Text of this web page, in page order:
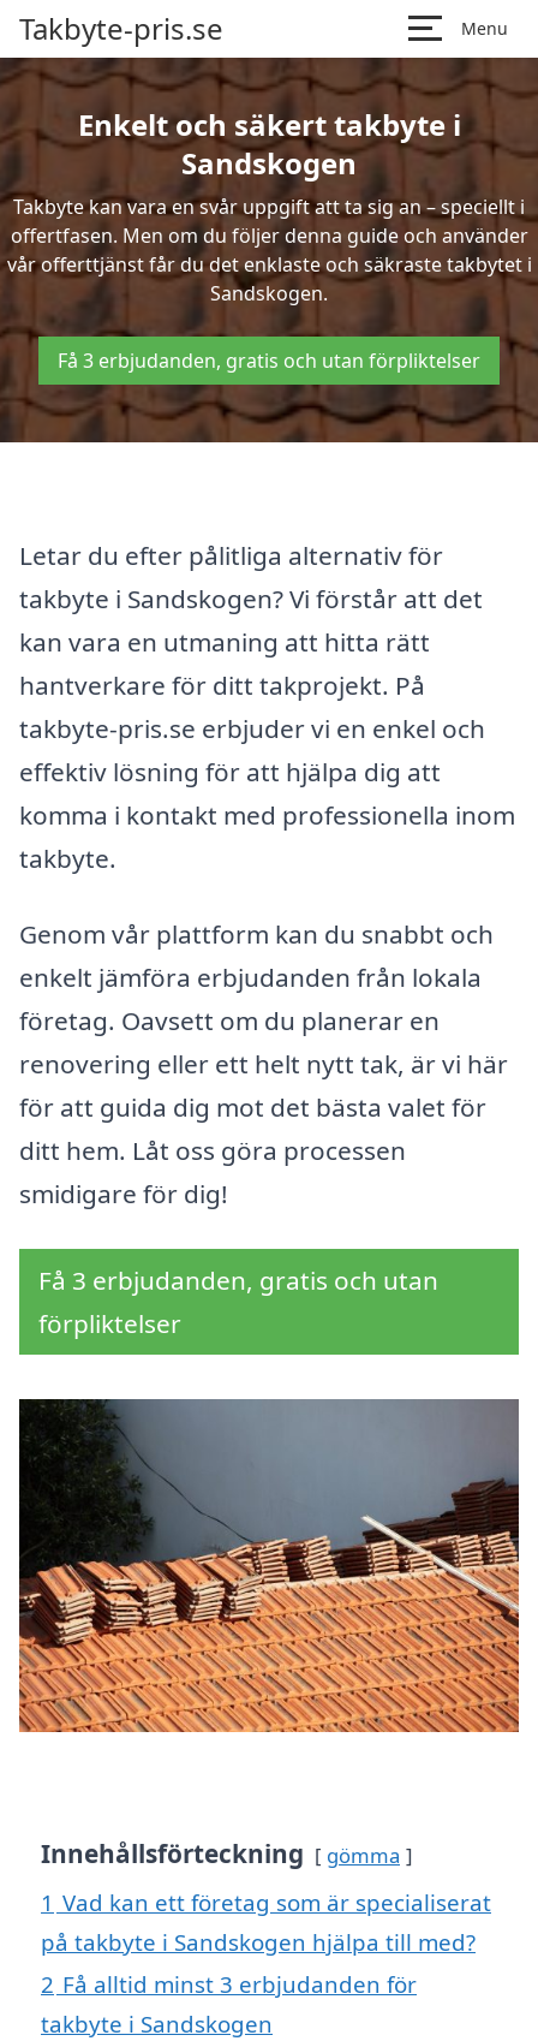
Takbyte-pris.se Menu
Enkelt och säkert takbyte i
Sandskogen
Takbyte kan vara en svår uppgift att ta sig an – speciellt i
offertfasen. Men om du följer denna guide och använder
vår offerttjänst får du det enklaste och säkraste takbytet i
Sandskogen.
Få 3 erbjudanden, gratis och utan förpliktelser
Letar du efter pålitliga alternativ för
takbyte i Sandskogen? Vi förstår att det
kan vara en utmaning att hitta rätt
hantverkare för ditt takprojekt. På
takbyte-pris.se erbjuder vi en enkel och
effektiv lösning för att hjälpa dig att
komma i kontakt med professionella inom
takbyte.
Genom vår plattform kan du snabbt och
enkelt jämföra erbjudanden från lokala
företag. Oavsett om du planerar en
renovering eller ett helt nytt tak, är vi här
för att guida dig mot det bästa valet för
ditt hem. Låt oss göra processen
smidigare för dig!
Få 3 erbjudanden, gratis och utan
förpliktelser
Innehållsförteckning gömma
1 Vad kan ett företag som är specialiserat
på takbyte i Sandskogen hjälpa till med?
2 Få alltid minst 3 erbjudanden för
takbyte i Sandskogen